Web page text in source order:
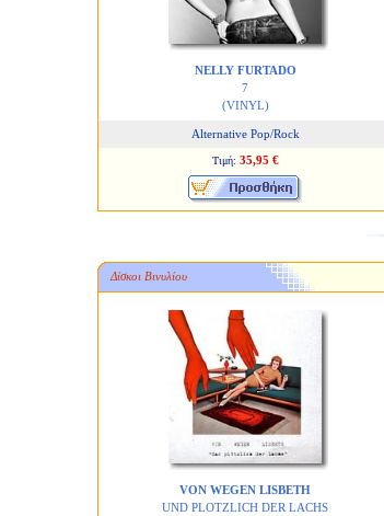
NELLY FURTADO
7
(VINYL)
Alternative Pop/Rock
Τιμή: 35,95 €
Δίσκοι Βινυλίου
VON WEGEN LISBETH
UND PLOTZLICH DER LACHS